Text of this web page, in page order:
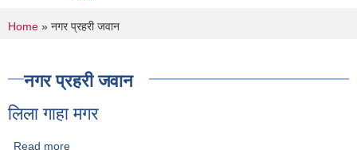
You are here
Home » नगर प्रहरी जवान
नगर प्रहरी जवान
लिला गाहा मगर
Read more